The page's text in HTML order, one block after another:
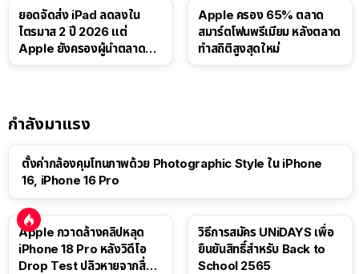
ยอดจัดส่ง iPad ลดลงใน
ไตรมาส 2 ปี 2026 แต่
Apple ยังครองผู้นำตลาด
Apple ครอง 65% ตลาด
สมาร์ตโฟนพรีเมียม หลังตลาด
ทำสถิติสูงสุดใหม่
กำลังมาแรง
ตั้งค่ากล้องคุมโทนภาพด้วย Photographic Style ใน iPhone
16, iPhone 16 Pro
Apple กวาดล้างคลิปหลุด
iPhone 18 Pro หลังวิดีโอ
Drop Test ปลิวหายจากสื่อ
วิธีการสมัคร UNiDAYS เพื่อ
ยืนยันสิทธิ์สำหรับ Back to
School 2565